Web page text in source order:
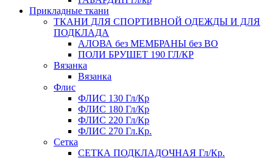
Прикладные ткани
ТКАНИ ДЛЯ СПОРТИВНОЙ ОДЕЖДЫ И ДЛЯ
ПОДКЛАДА
АЛОВА без МЕМБРАНЫ без ВО
ПОЛИ БРУШЕТ 190 ГЛ/КР
Вязанка
Вязанка
Флис
ФЛИС 130 Гл/Кр
ФЛИС 180 Гл/Кр
ФЛИС 220 Гл/Кр
ФЛИС 270 Гл.Кр.
Сетка
СЕТКА ПОДКЛАДОЧНАЯ Гл/Кр.